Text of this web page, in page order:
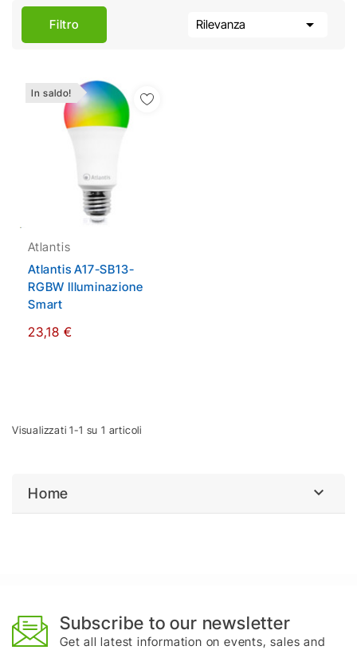
Filtro Rilevanza 
In saldo!
Atlantis
Atlantis A17-SB13-
RGBW Illuminazione
Smart
23,18 €
Visualizzati 1-1 su 1 articoli
Home 
Subscribe to our newsletter
Get all latest information on events, sales and